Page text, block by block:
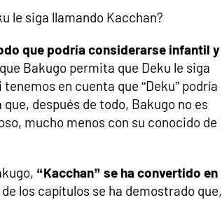
le siga llamando Kacchan?
que podría considerarse infantil y
Bakugo permita que Deku le siga
en cuenta que “Deku” podría
después de todo, Bakugo no es
mucho menos con su conocido de
“Kacchan” se ha convertido en
de los capítulos se ha demostrado que,